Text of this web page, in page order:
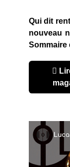
Qui dit
nouveau
Sommaire